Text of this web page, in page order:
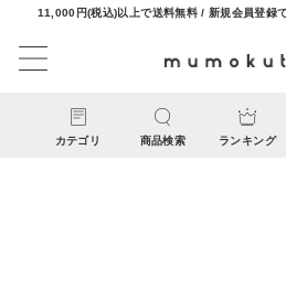
11,000円(税込)以上で送料無料 / 新規会員登録
カテゴリ 商品検索 ランキング